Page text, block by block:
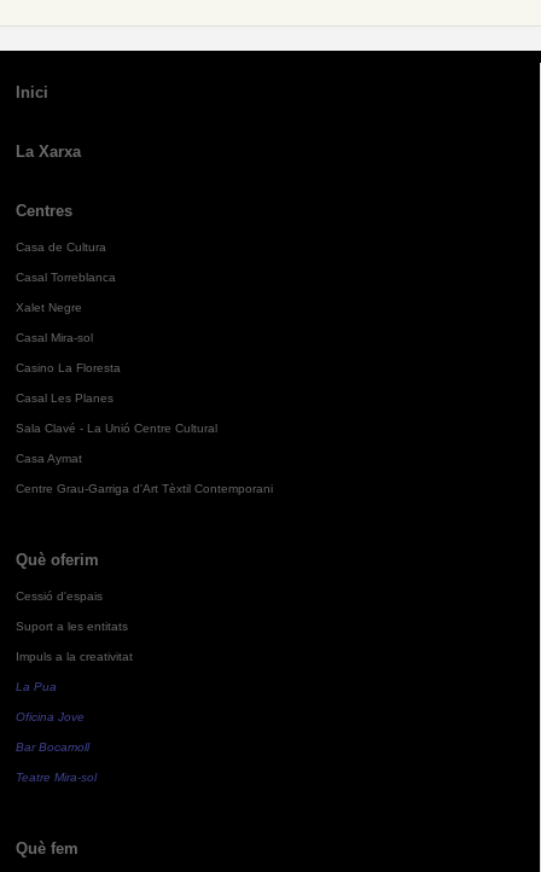
Inici
La Xarxa
Centres
Casa de Cultura
Casal Torreblanca
Xalet Negre
Casal Mira-sol
Casino La Floresta
Casal Les Planes
Sala Clavé - La Unió Centre Cultural
Casa Aymat
Centre Grau-Garriga d'Art Tèxtil Contemporani
Què oferim
Cessió d'espais
Suport a les entitats
Impuls a la creativitat
La Pua
Oficina Jove
Bar Bocamoll
Teatre Mira-sol
Què fem